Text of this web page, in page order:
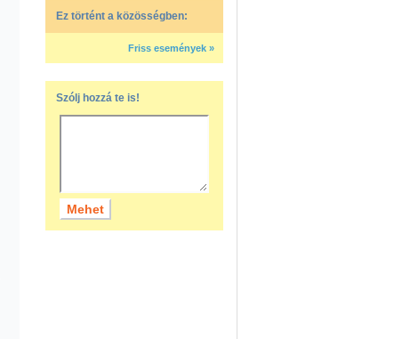
Ez történt a közösségben:
Friss események »
Szólj hozzá te is!